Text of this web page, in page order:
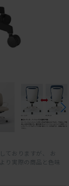
ておりますが、 お
り実際の商品と色味